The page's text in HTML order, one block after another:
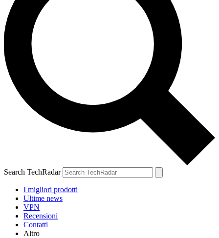
Search TechRadar
I migliori prodotti
Ultime news
VPN
Recensioni
Contatti
Altro